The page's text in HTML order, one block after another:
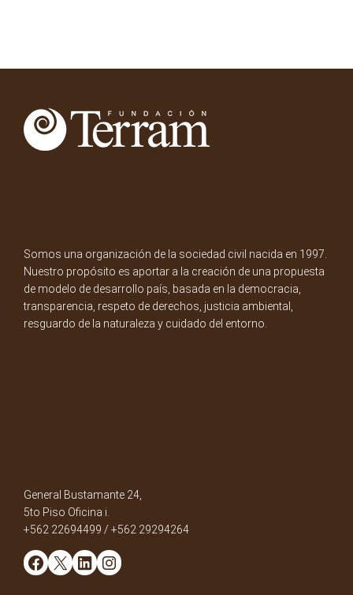
Somos una organización de la sociedad civil nacida en 1997.
Nuestro propósito es aportar a la creación de una propuesta
de modelo de desarrollo país, basada en la democracia,
transparencia, respeto de derechos, justicia ambiental,
resguardo de la naturaleza y cuidado del entorno.
General Bustamante 24,
5to Piso Oficina i.
+562 22694499 / +562 29294264